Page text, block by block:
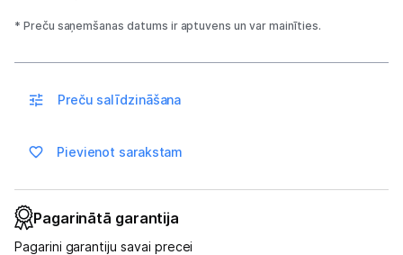
Spēļu konsoles un piederumi
Datu nesēji
Projektori un ekrāni
Tīkla iekārtas
Biroja piederumi
* Preču saņemšanas datums ir aptuvens un var mainīties.
Preču salīdzināšana
Pievienot sarakstam
Pagarinātā garantija
Pagarini garantiju savai precei